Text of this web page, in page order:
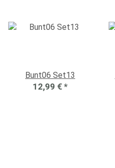
Bunt06 Set13
12,99 € *